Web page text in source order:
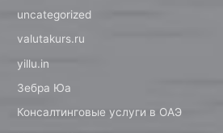
uncategorized
valutakurs.ru
yillu.in
Зебра Юа
Консалтинговые услуги в ОАЭ